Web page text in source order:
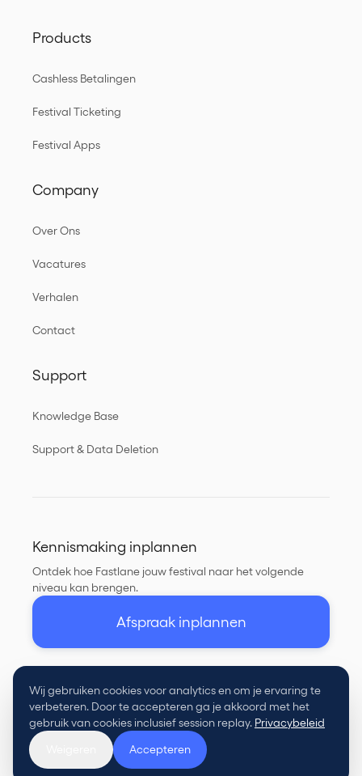
Products
Cashless Betalingen
Festival Ticketing
Festival Apps
Company
Over Ons
Vacatures
Verhalen
Contact
Support
Knowledge Base
Support & Data Deletion
Kennismaking inplannen
Ontdek hoe Fastlane jouw festival naar het volgende
niveau kan brengen.
Afspraak inplannen
©
Voorwaarden
Wij gebruiken cookies voor analytics en om je ervaring te
verbeteren. Door te accepteren ga je akkoord met het
gebruik van cookies inclusief session replay. Privacybeleid
Accepteren